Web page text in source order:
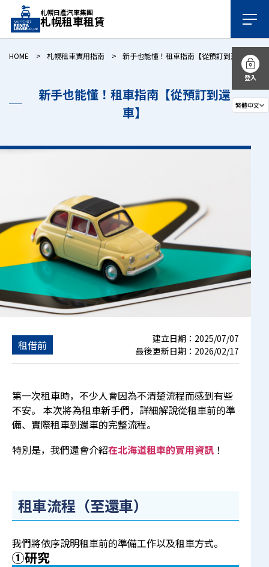
札幌日產汽車集團
札幌租車租賃
登入
HOME 札幌租車實用指南 新手也能懂！租車指南【從預訂到還車】
新手也能懂！租車指南【從預訂到還
車】
租借前 建立日期： 2025/07/07
最後更新日期： 2026/02/17
第一次租車時，不少人會因為不清楚流程而感到有些
不安。 本次將為租車新手們，詳細解說從租車前的準
備、實際租車到還車的完整流程。
特別是，我們還會介紹在北海道租車的實用資訊 ！
租車流程（至還車）
我們將依序說明租車前的準備工作以及租車方式。
①研究